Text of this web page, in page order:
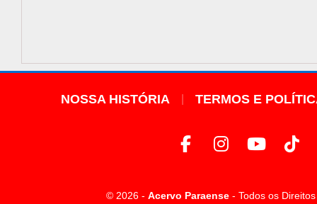
NOSSA HISTÓRIA TERMOS E
© 2026 - Acervo Paraense - Todos os